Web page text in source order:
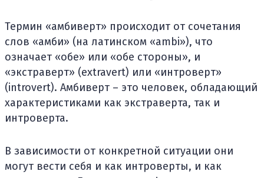
Термин «амбиверт» происходит от сочетания
слов «амби» (на латинском «ambi»), что
означает «обе» или «обе стороны», и
«экстраверт» (extravert) или «интроверт»
(introvert). Амбиверт – это человек, обладающий
характеристиками как экстраверта, так и
интроверта.
В зависимости от конкретной ситуации они
могут вести себя и как интроверты, и как